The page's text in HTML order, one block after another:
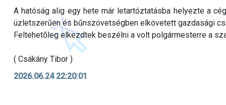
A hatóság alig egy hete már letartóztatásba helyezte a
üzletszerűen és bűnszövetségben elkövetett gazdasági
Feltehetőleg elkezdtek beszélni a volt polgármesterre a
( Csákány Tibor )
2026.06.24 22:20:01